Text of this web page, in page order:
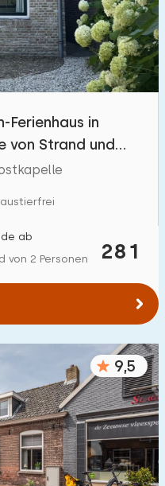
0
89
237
5
5
Ferienhaus in
von Strand und
281
ab
von 2 Personen
9,5